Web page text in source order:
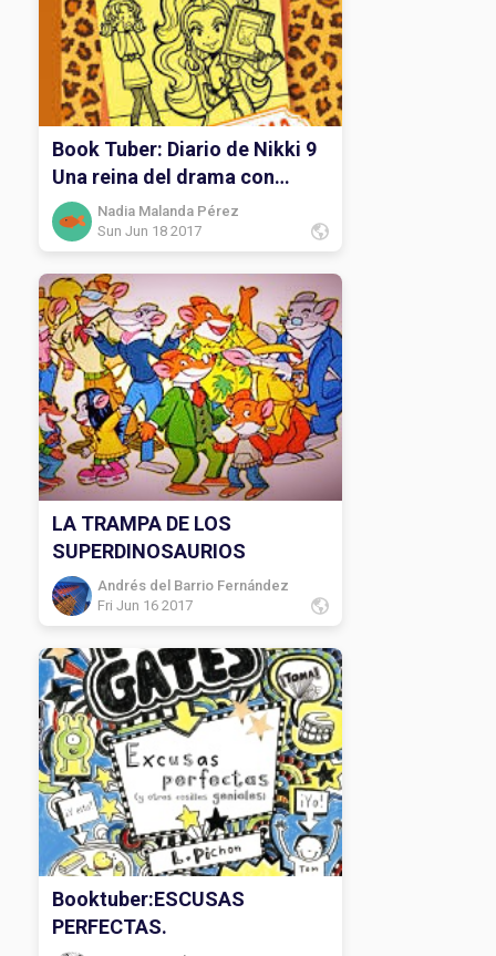
Book Tuber: Diario de Nikki 9
Una reina del drama con
muchos humos.
Nadia Malanda Pérez
Sun Jun 18 2017
LA TRAMPA DE LOS
SUPERDINOSAURIOS
Andrés del Barrio Fernández
Fri Jun 16 2017
Booktuber:ESCUSAS
PERFECTAS.